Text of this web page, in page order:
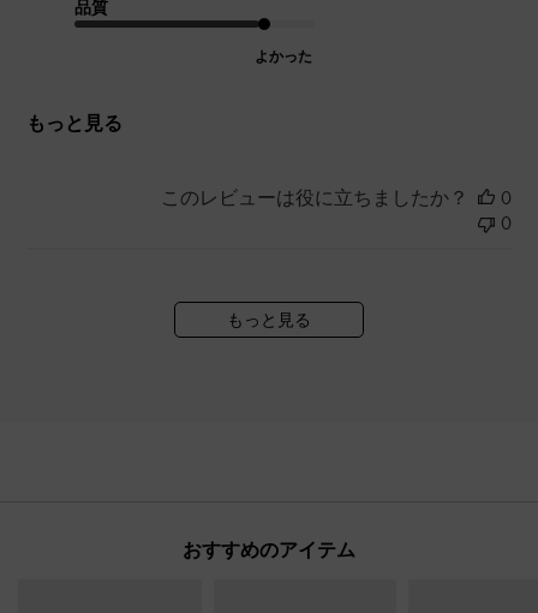
品質
よかった
もっと見る
このレビューは役に立ちましたか？
0
0
もっと見る
おすすめのアイテム